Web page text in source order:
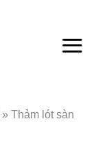
» Thảm lót sàn